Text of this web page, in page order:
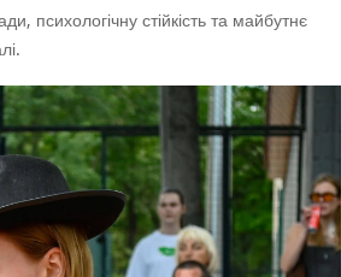
психологічну стійкість та майбутнє